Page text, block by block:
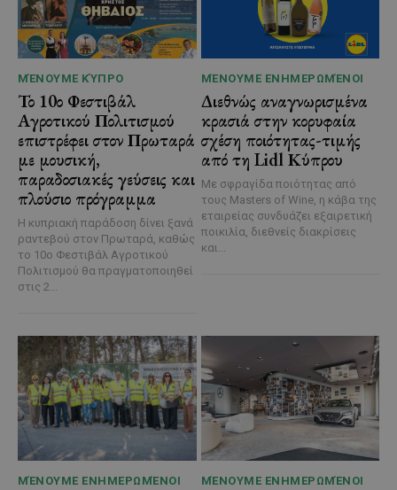
ΜΈΝΟΥΜΕ ΚΎΠΡΟ
Το 10ο Φεστιβάλ
Αγροτικού Πολιτισμού
επιστρέφει στον Πρωταρά
με μουσική,
παραδοσιακές γεύσεις και
πλούσιο πρόγραμμα
Η κυπριακή παράδοση δίνει ξανά
ραντεβού στον Πρωταρά, καθώς
το 10ο Φεστιβάλ Αγροτικού
Πολιτισμού θα πραγματοποιηθεί
στις 2...
ΜΈΝΟΥΜΕ ΕΝΗΜΕΡΩΜΈΝΟΙ
Διεθνώς αναγνωρισμένα
κρασιά στην κορυφαία
σχέση ποιότητας-τιμής
από τη Lidl Κύπρου
Με σφραγίδα ποιότητας από
τους Masters of Wine, η κάβα της
εταιρείας συνδυάζει εξαιρετική
ποικιλία, διεθνείς διακρίσεις
και...
ΜΈΝΟΥΜΕ ΕΝΗΜΕΡΩΜΈΝΟΙ ΜΈΝΟΥΜΕ ΕΝΗΜΕΡΩΜΈΝΟΙ